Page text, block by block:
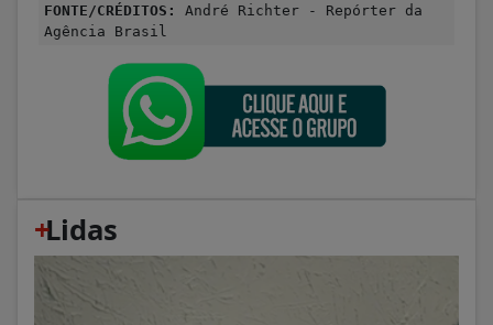
FONTE/CRÉDITOS:
André Richter - Repórter da
Agência Brasil
+
Lidas